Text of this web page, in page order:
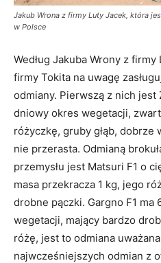
Jakub Wrona z firmy Luty Jacek, która
w Polsce
Według Jakuba Wrony z
firmy Tokita na uwagę
odmiany. Pierwszą z nich jest
dniowy okres wegetacji,
różyczkę, gruby głąb,
nie przerasta. Odmianą
przemysłu jest Matsuri F1 o
masa przekracza 1 kg, jego
drobne pączki. Gargno F1
wegetacji, mający bardzo
różę, jest to odmiana
najwcześniejszych odmian z